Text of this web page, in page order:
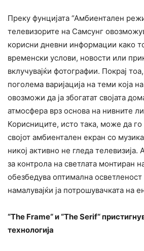
Преку фунцијата “Амбиентален
телевизорите на Самсунг
корисни дневни информации како
временски услови, новости или
вклучувајќи фотографии. Покрај
поголема варијација на теми која
овозможи да ја збогатат својата
атмосфера врз основа на нивните
Корисниците, исто така, може да го
својот амбиентален екран со
никој активно не гледа телевизија.
за контрола на светлата монтиран
обезбедува оптимална осветленост
намалувајќи ја потрошувачката на
“The Frame“и “The Serif“
технологија